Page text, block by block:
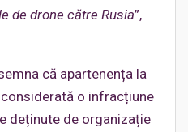
de drone către Rusia”,
că apartenența la
o infracțiune
deținute de organizație